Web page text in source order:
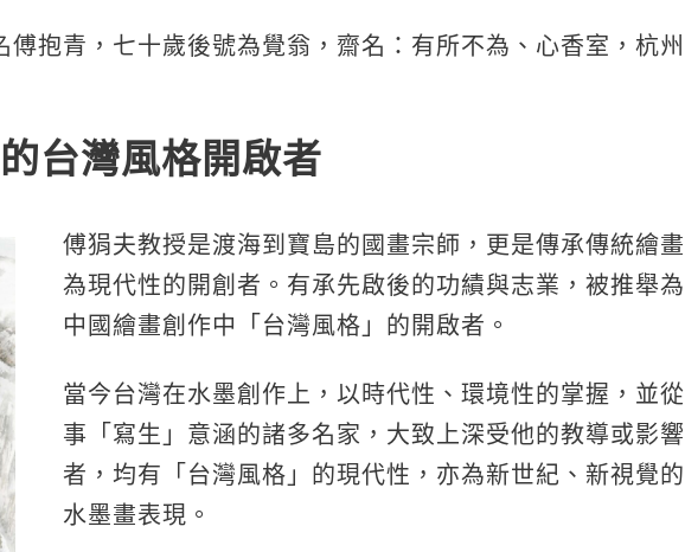
傅抱青，七十歲後號為覺翁，齋名：有所不為、心香室，杭州
台灣風格開啟者
傅狷夫教授是渡海到寶島的國畫宗師，更是傳承傳統繪畫
為現代性的開創者。有承先啟後的功績與志業，被推舉為
中國繪畫創作中「台灣風格」的開啟者。
當今台灣在水墨創作上，以時代性、環境性的掌握，並從
事「寫生」意涵的諸多名家，大致上深受他的教導或影響
者，均有「台灣風格」的現代性，亦為新世紀、新視覺的
水墨畫表現。